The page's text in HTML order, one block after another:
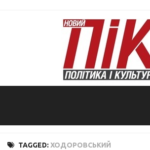
TAGGED: ХОДОРОВСЬКИЙ